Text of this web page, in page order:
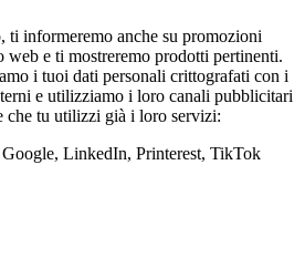
ti informeremo anche su promozioni
web e ti mostreremo prodotti pertinenti.
i tuoi dati personali crittografati con i
e utilizziamo i loro canali pubblicitari
che tu utilizzi già i loro servizi:
LinkedIn, Printerest, TikTok